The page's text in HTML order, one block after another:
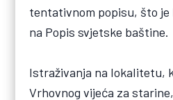
tentativnom popisu, što
na Popis svjetske baštine.
Istraživanja na lokalitetu,
Vrhovnog vijeća za